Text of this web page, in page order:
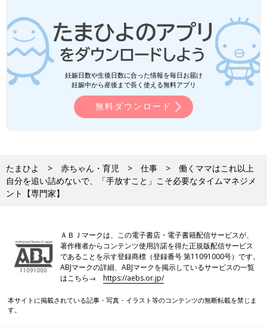
妊娠日数や生後日数に合った情報を毎日お届け
妊娠中から産後まで長く使える無料アプリ
無料ダウンロード
たまひよ 赤ちゃん・育児 仕事
働くママはこれ以上
自分を追い詰めないで、「手放すこと」こそ必要なタイムマネジメ
ント【専門家】
ＡＢＪマークは、この電子書店・電子書籍配信サービスが、
著作権者からコンテンツ使用許諾を得た正規版配信サービス
であることを示す登録商標（登録番号 第11091000号）です。
ABJマークの詳細、ABJマークを掲示しているサービスの一覧
はこちら→https://aebs.or.jp/
本サイトに掲載されている記事・写真・イラスト等のコンテンツの無断転載を禁じま
す。